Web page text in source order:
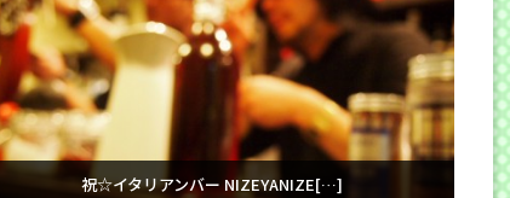
祝☆イタリアンバー NIZEYANIZE[…]